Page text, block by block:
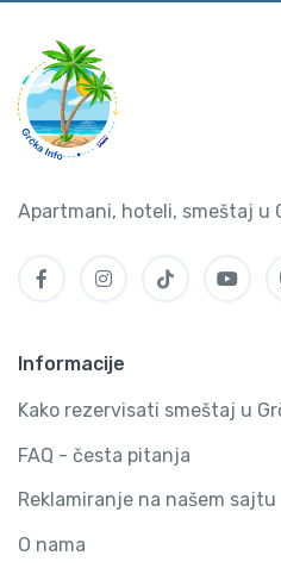
Apartmani, hoteli, smeštaj u
Informacije
Kako rezervisati smeštaj u
FAQ - česta pitanja
Reklamiranje na našem sajtu
O nama